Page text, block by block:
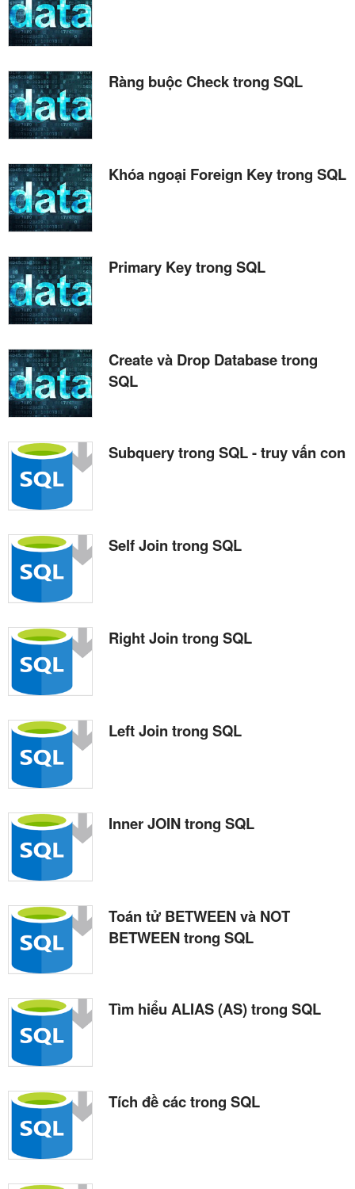
Ràng buộc Check trong SQL
Khóa ngoại Foreign Key trong SQL
Primary Key trong SQL
Create và Drop Database trong
SQL
Subquery trong SQL - truy vấn con
Self Join trong SQL
Right Join trong SQL
Left Join trong SQL
Inner JOIN trong SQL
Toán tử BETWEEN và NOT
BETWEEN trong SQL
Tìm hiểu ALIAS (AS) trong SQL
Tích đề các trong SQL